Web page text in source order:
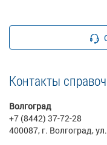
Контакты
Волгоград
+7 (8442) 37-72-28
400087, г. Волгоград,